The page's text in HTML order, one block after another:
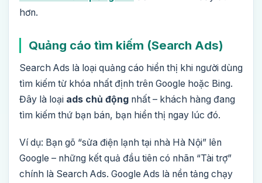
hơn.
Quảng cáo tìm kiếm (Search Ads)
Search Ads là loại quảng cáo hiển thị khi người dùng
tìm kiếm từ khóa nhất định trên Google hoặc Bing.
Đây là loại ads chủ động nhất – khách hàng đang
tìm kiếm thứ bạn bán, bạn hiển thị ngay lúc đó.
Ví dụ: Bạn gõ “sửa điện lạnh tại nhà Hà Nội” lên
Google – những kết quả đầu tiên có nhãn “Tài trợ”
chính là Search Ads. Google Ads là nền tảng chạy